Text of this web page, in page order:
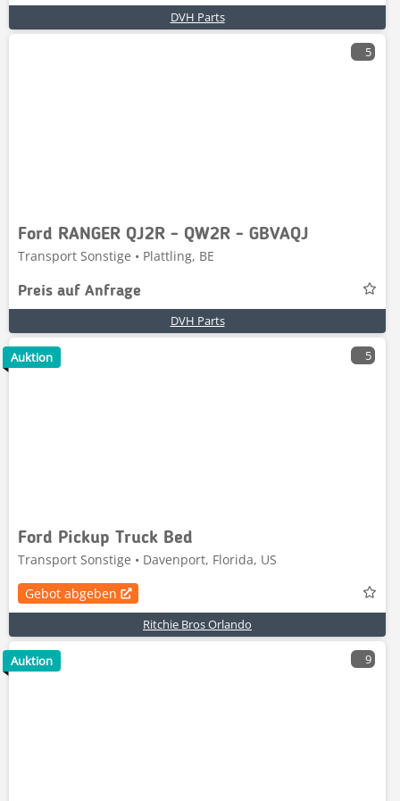
DVH Parts
5
Ford RANGER QJ2R - QW2R - GBVAQJ
Transport Sonstige • Plattling, BE
Preis auf Anfrage
DVH Parts
5
Ford Pickup Truck Bed
Transport Sonstige • Davenport, Florida, US
Gebot abgeben
Ritchie Bros Orlando
Auktion
9
Auktion